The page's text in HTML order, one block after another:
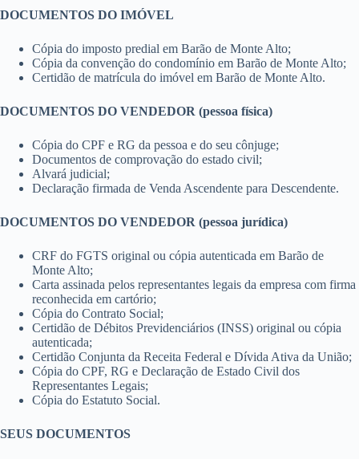
DOCUMENTOS DO IMÓVEL
Cópia do imposto predial em Barão de Monte Alto;
Cópia da convenção do condomínio em Barão de Monte Alto;
Certidão de matrícula do imóvel em Barão de Monte Alto.
DOCUMENTOS DO VENDEDOR (pessoa física)
Cópia do CPF e RG da pessoa e do seu cônjuge;
Documentos de comprovação do estado civil;
Alvará judicial;
Declaração firmada de Venda Ascendente para Descendente.
DOCUMENTOS DO VENDEDOR (pessoa jurídica)
CRF do FGTS original ou cópia autenticada em Barão de
Monte Alto;
Carta assinada pelos representantes legais da empresa com firma
reconhecida em cartório;
Cópia do Contrato Social;
Certidão de Débitos Previdenciários (INSS) original ou cópia
autenticada;
Certidão Conjunta da Receita Federal e Dívida Ativa da União;
Cópia do CPF, RG e Declaração de Estado Civil dos
Representantes Legais;
Cópia do Estatuto Social.
SEUS DOCUMENTOS